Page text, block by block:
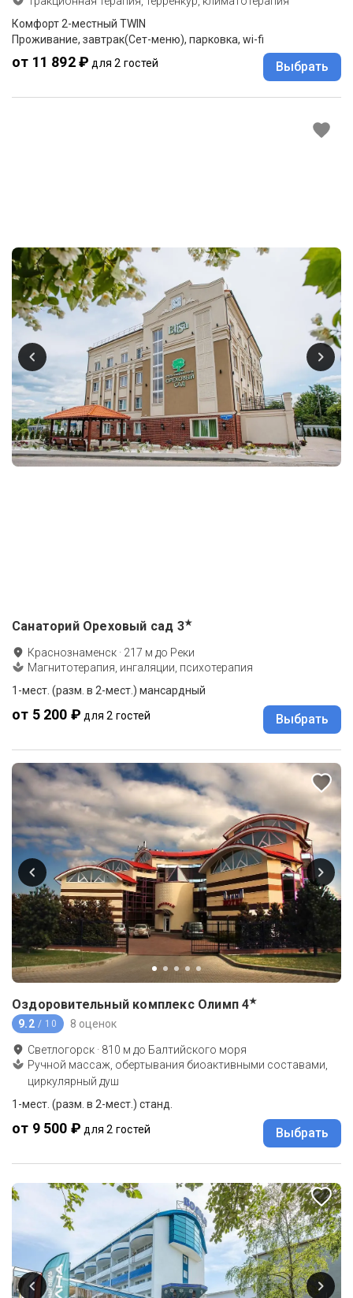
Комфорт 2-местный TWIN
Проживание, завтрак(Сет-меню), парковка, wi-fi
от 11 892 ₽ для 2 гостей Выбрать
Санаторий Ореховый сад 3★
Краснознаменск · 217 м до Реки
Магнитотерапия, ингаляции, психотерапия
1-мест. (разм. в 2-мест.) мансардный
от 5 200 ₽ для 2 гостей Выбрать
Оздоровительный комплекс Олимп 4★
9.2 / 10 8 оценок
Светлогорск · 810 м до Балтийского моря
Ручной массаж, обертывания биоактивными составами,
циркулярный душ
1-мест. (разм. в 2-мест.) станд.
от 9 500 ₽ для 2 гостей Выбрать